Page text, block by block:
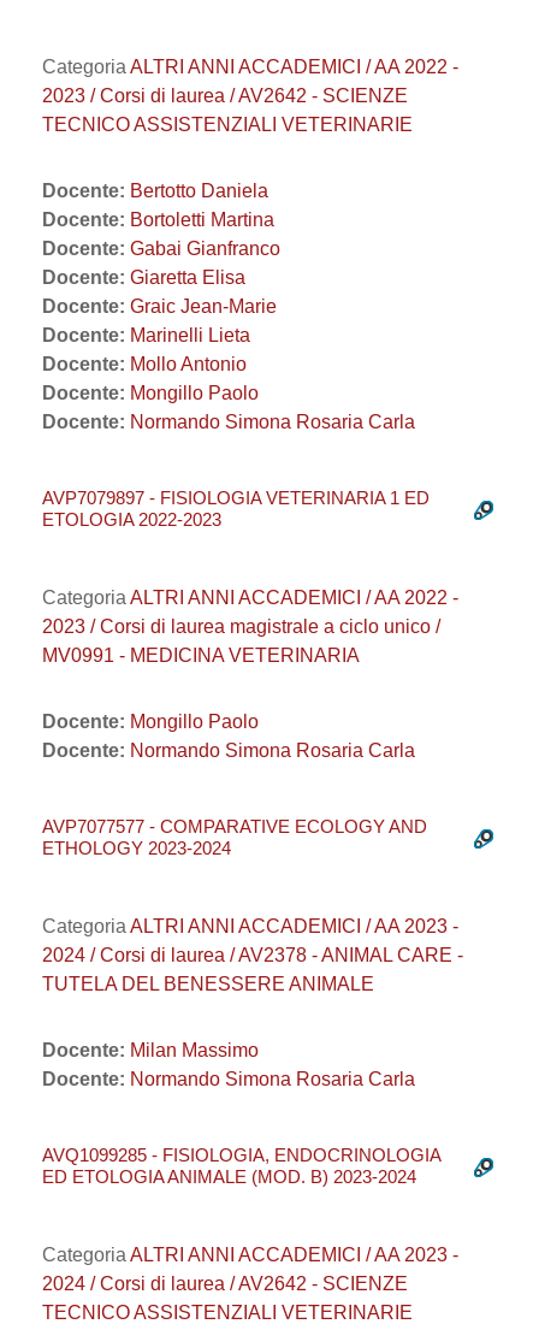
Categoria ALTRI ANNI ACCADEMICI / AA 2022 -
2023 / Corsi di laurea / AV2642 - SCIENZE
TECNICO ASSISTENZIALI VETERINARIE
Docente: Bertotto Daniela
Docente: Bortoletti Martina
Docente: Gabai Gianfranco
Docente: Giaretta Elisa
Docente: Graic Jean-Marie
Docente: Marinelli Lieta
Docente: Mollo Antonio
Docente: Mongillo Paolo
Docente: Normando Simona Rosaria Carla
AVP7079897 - FISIOLOGIA VETERINARIA 1 ED
ETOLOGIA 2022-2023
Categoria ALTRI ANNI ACCADEMICI / AA 2022 -
2023 / Corsi di laurea magistrale a ciclo unico /
MV0991 - MEDICINA VETERINARIA
Docente: Mongillo Paolo
Docente: Normando Simona Rosaria Carla
AVP7077577 - COMPARATIVE ECOLOGY AND
ETHOLOGY 2023-2024
Categoria ALTRI ANNI ACCADEMICI / AA 2023 -
2024 / Corsi di laurea / AV2378 - ANIMAL CARE -
TUTELA DEL BENESSERE ANIMALE
Docente: Milan Massimo
Docente: Normando Simona Rosaria Carla
AVQ1099285 - FISIOLOGIA, ENDOCRINOLOGIA
ED ETOLOGIA ANIMALE (MOD. B) 2023-2024
Categoria ALTRI ANNI ACCADEMICI / AA 2023 -
2024 / Corsi di laurea / AV2642 - SCIENZE
TECNICO ASSISTENZIALI VETERINARIE